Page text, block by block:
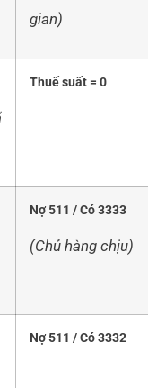
gian)
Thuế suất = 0
Nợ 511 / Có 3333
(Chủ hàng chịu)
Nợ 511 / Có 3332